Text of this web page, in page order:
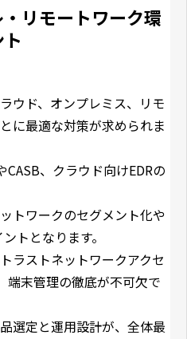
リモートワーク環
ウド、オンプレミス、リモ
に最適な対策が求められま
、クラウド向けEDRの
トワークのセグメント化や
トとなります。
ラストネットワークアクセ
端末管理の徹底が不可欠で
選定と運用設計が、全体最